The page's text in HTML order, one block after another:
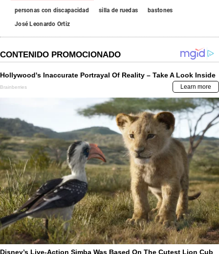
personas con discapacidad silla de ruedas
bastones
José Leonardo Ortiz